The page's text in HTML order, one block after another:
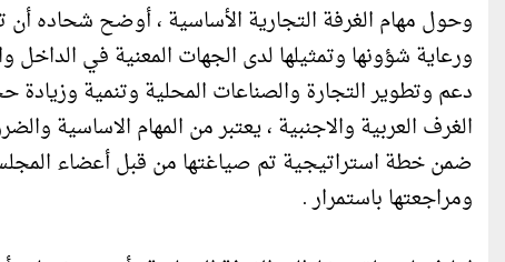
وحول مهام الغرفة التجارية الأساسية ، أوضح شحاده
ورعاية شؤونها وتمثيلها لدى الجهات المعنية في الداخل
دعم وتطوير التجارة والصناعات المحلية وتنمية
الغرف العربية والاجنبية ، يعتبر من المهام الاساسية
ومراجعتها باستمرار .